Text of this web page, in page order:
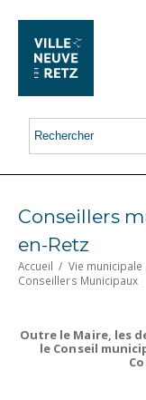
Conseillers
en-Retz
Accueil / Vie municipale
Conseillers Municipaux
Outre le Maire, les
le Conseil